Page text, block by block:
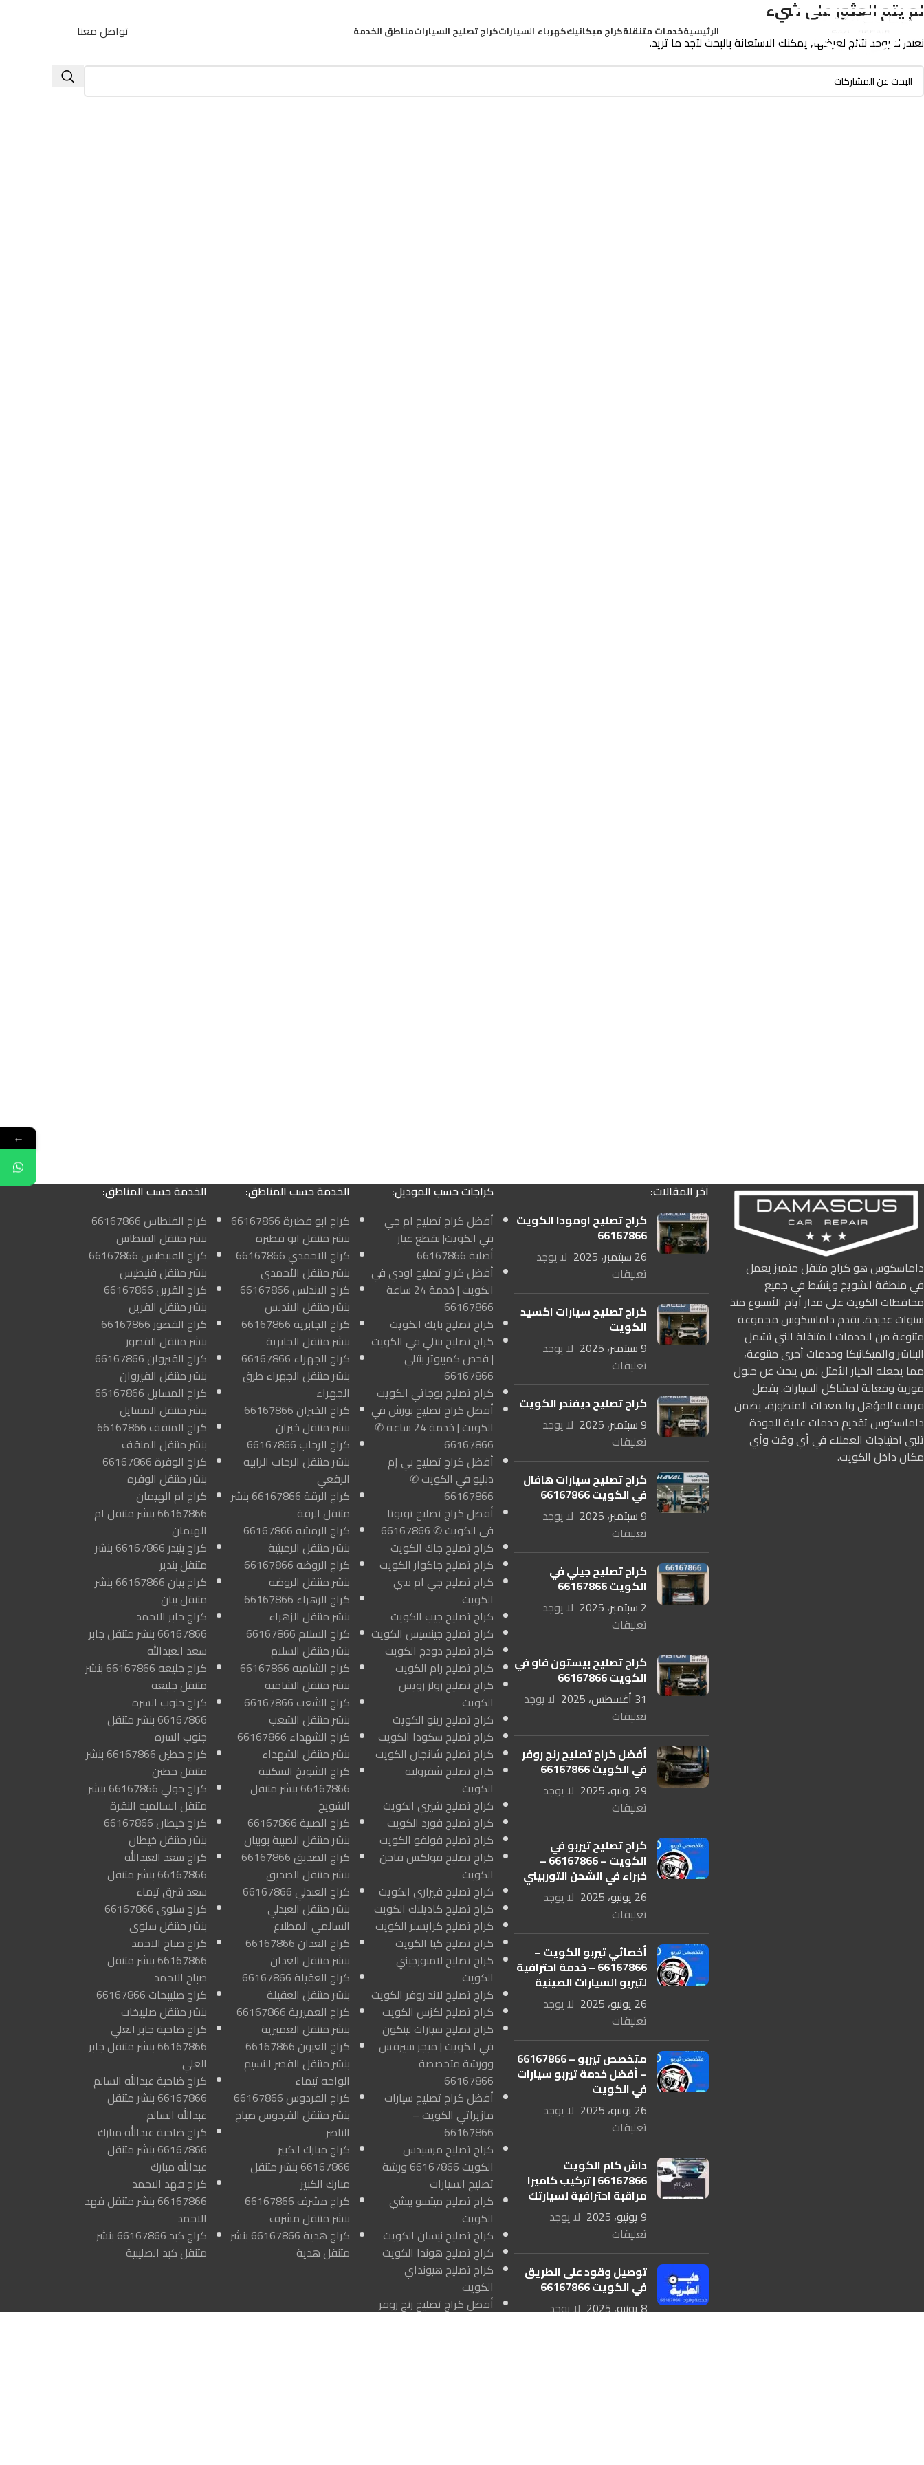
الرئيسيةخدمات متنقلةكراج ميكانيككهرباء السياراتكراج تصليح السياراتمناطق الخدمة تواصل معنا
لم يتم العثور على شيء
نعتذر لا يوجد نتائج لعرضها, يمكنك الاستعانة بالبحث لتجد ما تريد.
داماسكوس هو كراج متنقل متميز يعمل
في منطقة الشويخ وينشط في جميع
محافظات الكويت على مدار أيام الأسبوع منذ
سنوات عديدة. يقدم داماسكوس مجموعة
متنوعة من الخدمات المتنقلة التي تشمل
البناشر والميكانيكا وخدمات أخرى متنوعة،
مما يجعله الخيار الأمثل لمن يبحث عن حلول
فورية وفعالة لمشاكل السيارات. بفضل
فريقه المؤهل والمعدات المتطورة، يضمن
داماسكوس تقديم خدمات عالية الجودة
تلبي احتياجات العملاء في أي وقت وأي
مكان داخل الكويت.
آخر المقالات:
كراج تصليح اومودا الكويت
66167866
26 سبتمبر، 2025
لا يوجد
تعليقات
كراج تصليح سيارات اكسيد
الكويت
9 سبتمبر، 2025
لا يوجد
تعليقات
كراج تصليح ديفندر الكويت
9 سبتمبر، 2025
لا يوجد
تعليقات
كراج تصليح سيارات هافال
في الكويت 66167866
9 سبتمبر، 2025
لا يوجد
تعليقات
كراج تصليح جيلي في
الكويت 66167866
2 سبتمبر، 2025
لا يوجد
تعليقات
كراج تصليح بيستون فاو في
الكويت 66167866
31 أغسطس، 2025
لا يوجد
تعليقات
أفضل كراج تصليح رنج روفر
في الكويت 66167866
29 يونيو، 2025
لا يوجد
تعليقات
كراج تصليح تيربو في
الكويت – 66167866 –
خبراء في الشحن التوربيني
26 يونيو، 2025
لا يوجد
تعليقات
أخصائي تيربو الكويت –
66167866 – خدمة احترافية
لتيربو السيارات الصينية
26 يونيو، 2025
لا يوجد
تعليقات
متخصص تيربو – 66167866
– أفضل خدمة تيربو سيارات
في الكويت
26 يونيو، 2025
لا يوجد
تعليقات
داش كام الكويت
66167866 | تركيب كاميرا
مراقبة احترافية لسيارتك
9 يونيو، 2025
لا يوجد
تعليقات
توصيل وقود على الطريق
في الكويت 66167866
8 يونيو، 2025
لا يوجد
كراجات حسب الموديل:
أفضل كراج تصليح ام جي
في الكويت| بقطع غيار
أصلية 66167866
أفضل كراج تصليح اودي في
الكويت | خدمة 24 ساعة
66167866
كراج تصليح بايك الكويت
كراج تصليح بنتلي في الكويت
| فحص كمبيوتر بنتلي
66167866
كراج تصليح بوجاتي الكويت
أفضل كراج تصليح بورش في
الكويت | خدمة 24 ساعة ✆
66167866
أفضل كراج تصليح بي إم
دبليو في الكويت ✆
66167866
أفضل كراج تصليح تويوتا
في الكويت ✆ 66167866
كراج تصليح جاك الكويت
كراج تصليح جاكوار الكويت
كراج تصليح جي ام سي
الكويت
كراج تصليح جيب الكويت
كراج تصليح جينسيس الكويت
كراج تصليح دودج الكويت
كراج تصليح رام الكويت
كراج تصليح رولز رويس
الكويت
كراج تصليح رينو الكويت
كراج تصليح سكودا الكويت
كراج تصليح شانجان الكويت
كراج تصليح شفروليه
الكويت
كراج تصليح شيري الكويت
كراج تصليح فورد الكويت
كراج تصليح فولفو الكويت
كراج تصليح فولكس فاجن
الكويت
كراج تصليح فيراري الكويت
كراج تصليح كاديلاك الكويت
كراج تصليح كرايسلر الكويت
كراج تصليح كيا الكويت
كراج تصليح لامبورجيني
الكويت
كراج تصليح لاند روفر الكويت
كراج تصليح لكزس الكويت
كراج تصليح سيارات لينكون
في الكويت | ميجر سيرفس
وورشة متخصصة
66167866
أفضل كراج تصليح سيارات
مازيراتي الكويت –
66167866
كراج تصليح مرسيدس
الكويت 66167866 ورشة
تصليح السيارات
كراج تصليح ميتسو بيشي
الكويت
كراج تصليح نيسان الكويت
كراج تصليح هوندا الكويت
كراج تصليح هيونداي
الكويت
أفضل كراج تصليح رنج روفر
الخدمة حسب المناطق:
كراج ابو فطيرة 66167866
بنشر متنقل ابو فطيره
كراج الاحمدي 66167866
بنشر متنقل الأحمدي
كراج الاندلس 66167866
بنشر متنقل الاندلس
كراج الجابرية 66167866
بنشر متنقل الجابرية
كراج الجهراء 66167866
بنشر متنقل الجهراء طرق
الجهراء
كراج الخيران 66167866
بنشر متنقل خيران
كراج الرحاب 66167866
بنشر متنقل الرحاب الرابيه
الرقعي
كراج الرقة 66167866 بنشر
متنقل الرقة
كراج الرميثيه 66167866
بنشر متنقل الرميثية
كراج الروضه 66167866
بنشر متنقل الروضه
كراج الزهراء 66167866
بنشر متنقل الزهراء
كراج السلام 66167866
بنشر متنقل السلام
كراج الشاميه 66167866
بنشر متنقل الشاميه
كراج الشعب 66167866
بنشر متنقل الشعب
كراج الشهداء 66167866
بنشر متنقل الشهداء
كراج الشويخ السكنية
66167866 بنشر متنقل
الشويخ
كراج الصبية 66167866
بنشر متنقل الصبية بوبيان
كراج الصديق 66167866
بنشر متنقل الصديق
كراج العبدلي 66167866
بنشر متنقل العبدلي
السالمي المطلاع
كراج العدان 66167866
بنشر متنقل العدان
كراج العقيلة 66167866
بنشر متنقل العقيلة
كراج العميرية 66167866
بنشر متنقل العميرية
كراج العيون 66167866
بنشر متنقل القصر النسيم
الواحه تيماء
كراج الفردوس 66167866
بنشر متنقل الفردوس صباح
الناصر
كراج مبارك الكبير
66167866 بنشر متنقل
مبارك الكبير
كراج مشرف 66167866
بنشر متنقل مشرف
كراج هدية 66167866 بنشر
متنقل هدية
الخدمة حسب المناطق:
كراج الفنطاس 66167866
بنشر متنقل الفنطاس
كراج الفنيطيس 66167866
بنشر متنقل فنيطيس
كراج القرين 66167866
بنشر متنقل القرين
كراج القصور 66167866
بنشر متنقل القصور
كراج القيروان 66167866
بنشر متنقل القيروان
كراج المسايل 66167866
بنشر متنقل المسايل
كراج المنقف 66167866
بنشر متنقل المنقف
كراج الوفرة 66167866
بنشر متنقل الوفره
كراج ام الهيمان
66167866 بنشر متنقل ام
الهيمان
كراج بنيدر 66167866 بنشر
متنقل بندير
كراج بيان 66167866 بنشر
متنقل بيان
كراج جابر الاحمد
66167866 بنشر متنقل جابر
سعد العبدالله
كراج جليعه 66167866 بنشر
متنقل جليعه
كراج جنوب السره
66167866 بنشر متنقل
جنوب السره
كراج حطين 66167866 بنشر
متنقل حطين
كراج حولي 66167866 بنشر
متنقل السالميه النقرة
كراج خيطان 66167866
بنشر متنقل خيطان
كراج سعد العبدالله
66167866 بنشر متنقل
سعد شرق تيماء
كراج سلوى 66167866
بنشر متنقل سلوى
كراج صباح الاحمد
66167866 بنشر متنقل
صباح الاحمد
كراج صليبخات 66167866
بنشر متنقل صليبخات
كراج ضاحية جابر العلي
66167866 بنشر متنقل جابر
العلي
كراج ضاحية عبدالله السالم
66167866 بنشر متنقل
عبدالله السالم
كراج ضاحية عبدالله مبارك
66167866 بنشر متنقل
عبدالله مبارك
كراج فهد الاحمد
66167866 بنشر متنقل فهد
الاحمد
كراج كبد 66167866 بنشر
متنقل كبد الصليبية
←